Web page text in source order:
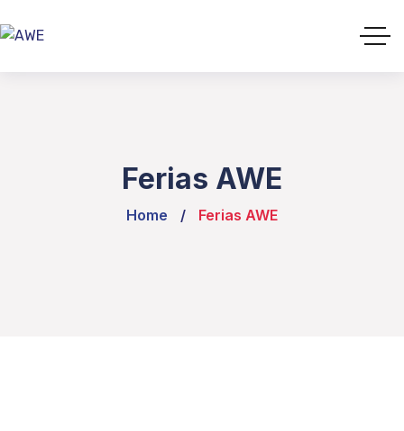
Ferias AWE
Home Ferias AWE